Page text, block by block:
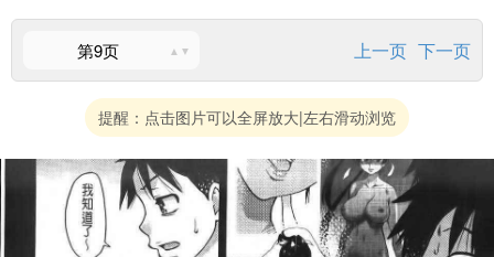
第9页 上一页 下一页
提醒：点击图片可以全屏放大|左右滑动浏览